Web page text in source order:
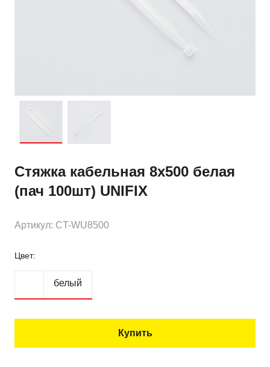
Стяжка кабельная 8х500 белая
(пач 100шт) UNIFIX
Артикул: CT-WU8500
Цвет:
белый
Купить